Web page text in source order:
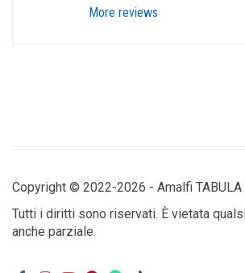
More reviews
Copyright © 2022-2026 - Amalfi TABULA
Tutti i diritti sono riservati. È vietata
anche parziale.